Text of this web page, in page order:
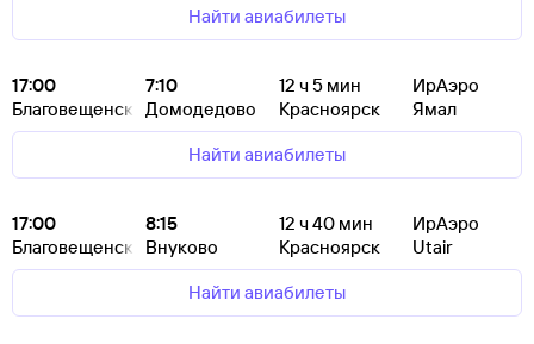
Найти авиабилеты
17:00
Благовещенск
7:10
Домодедово
12 ч 5 мин
Красноярск
ИрАэро
Ямал
Найти авиабилеты
17:00
Благовещенск
8:15
Внуково
12 ч 40 мин
Красноярск
ИрАэро
Utair
Найти авиабилеты